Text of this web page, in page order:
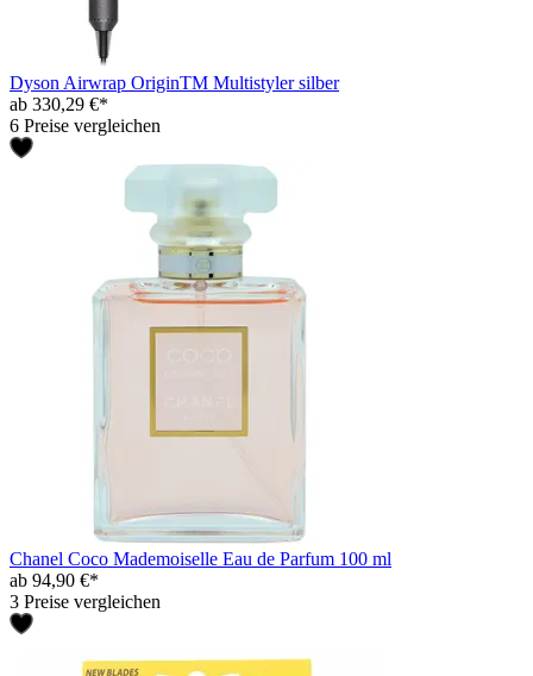
Dyson Airwrap OriginTM Multistyler silber
ab 330,29 €*
6 Preise vergleichen
Chanel Coco Mademoiselle Eau de Parfum 100 ml
ab 94,90 €*
3 Preise vergleichen